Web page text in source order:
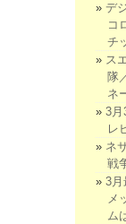
デ
コ
チ
ス
隊
ネ
3月
レ
ネ
戦
3月
メ
ム